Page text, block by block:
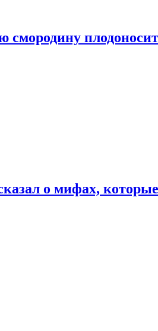
смородину
о мифах,